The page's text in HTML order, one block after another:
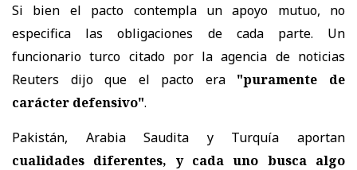
Si bien el pacto contempla un apoyo mutuo, no
especifica las obligaciones de cada parte. Un
funcionario turco citado por la agencia de noticias
Reuters dijo que el pacto era "puramente de
carácter defensivo".
Pakistán, Arabia Saudita y Turquía aportan
cualidades diferentes, y cada uno busca algo